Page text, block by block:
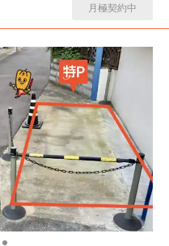
月極契約中